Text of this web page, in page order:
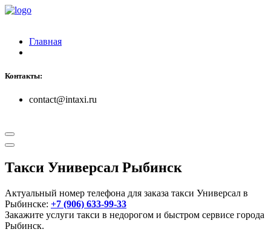
Главная
Контакты:
contact@intaxi.ru
Такси Универсал Рыбинск
Актуальный номер телефона для заказа такси Универсал в
Рыбинске: +7 (906) 633-99-33
Закажите услуги такси в недорогом и быстром сервисе города
Рыбинск.